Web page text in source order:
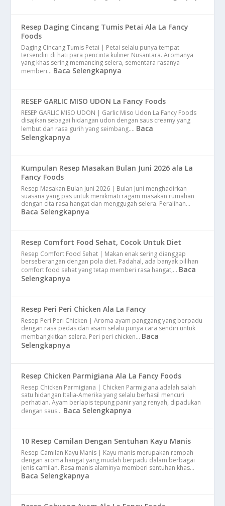
Resep Daging Cincang Tumis Petai Ala La Fancy
Foods
Daging Cincang Tumis Petai | Petai selalu punya tempat
tersendiri di hati para pencinta kuliner Nusantara. Aromanya
yang khas sering memancing selera, sementara rasanya
memberi… Baca Selengkapnya
RESEP GARLIC MISO UDON La Fancy Foods
RESEP GARLIC MISO UDON | Garlic Miso Udon La Fancy Foods
disajikan sebagai hidangan udon dengan saus creamy yang
lembut dan rasa gurih yang seimbang.… Baca
Selengkapnya
Kumpulan Resep Masakan Bulan Juni 2026 ala La
Fancy Foods
Resep Masakan Bulan Juni 2026 | Bulan Juni menghadirkan
suasana yang pas untuk menikmati ragam masakan rumahan
dengan cita rasa hangat dan menggugah selera. Peralihan…
Baca Selengkapnya
Resep Comfort Food Sehat, Cocok Untuk Diet
Resep Comfort Food Sehat | Makan enak sering dianggap
berseberangan dengan pola diet. Padahal, ada banyak pilihan
comfort food sehat yang tetap memberi rasa hangat,… Baca
Selengkapnya
Resep Peri Peri Chicken Ala La Fancy
Resep Peri Peri Chicken | Aroma ayam panggang yang berpadu
dengan rasa pedas dan asam selalu punya cara sendiri untuk
membangkitkan selera. Peri peri chicken… Baca
Selengkapnya
Resep Chicken Parmigiana Ala La Fancy Foods
Resep Chicken Parmigiana | Chicken Parmigiana adalah salah
satu hidangan Italia-Amerika yang selalu berhasil mencuri
perhatian. Ayam berlapis tepung panir yang renyah, dipadukan
dengan saus… Baca Selengkapnya
10 Resep Camilan Dengan Sentuhan Kayu Manis
Resep Camilan Kayu Manis | Kayu manis merupakan rempah
dengan aroma hangat yang mudah berpadu dalam berbagai
jenis camilan. Rasa manis alaminya memberi sentuhan khas…
Baca Selengkapnya